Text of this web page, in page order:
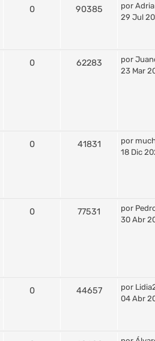
0 90385 por
29 Jul
0 62283 por
23 Mar
0 41831 por
18 Dic
0 77531 por
30 Abr
0 44657 por
04 Abr